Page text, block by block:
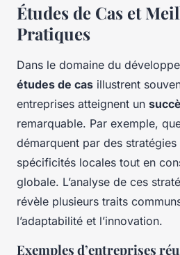
Études de Cas et
Pratiques
Dans le domaine du
études de cas illustrent
entreprises atteignent un
remarquable. Par exemple,
démarquent par des stratégies
spécificités locales tout en
globale. L’analyse de ces
révèle plusieurs traits
l’adaptabilité et l’innovation.
Exemples d’entreprises